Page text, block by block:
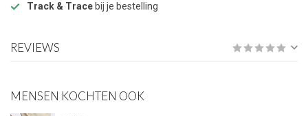
Track & Trace bij je bestelling
REVIEWS
MENSEN KOCHTEN OOK